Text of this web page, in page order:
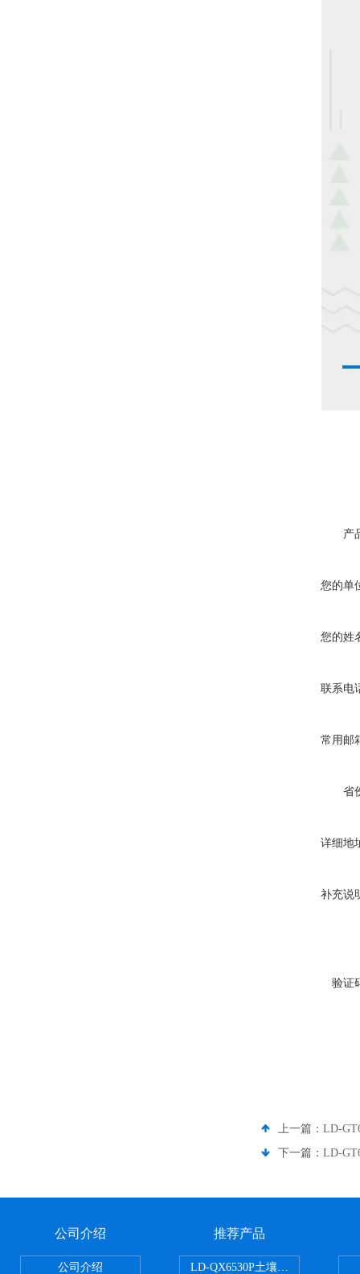
产
您的单
您的姓
联系电
常用邮
省
详细地
补充说
验证
上一篇： LD-
下一篇： LD-
公司介绍
公司介绍
推荐产品
LD-QX6530P土壤氧化还原电位检